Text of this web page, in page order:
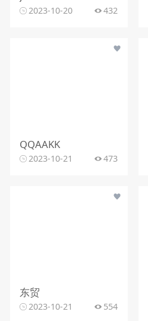
2023-10-20 432
QQAAKK
2023-10-21 473
东贸
2023-10-21 554